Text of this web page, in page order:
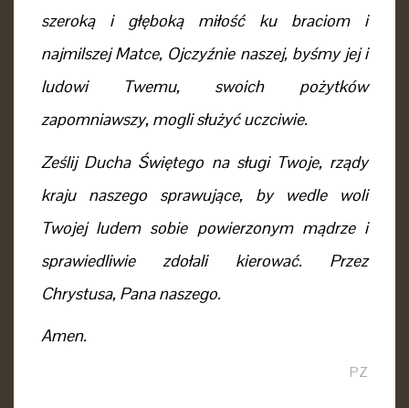
szeroką i głęboką miłość ku braciom i
najmilszej Matce, Ojczyźnie naszej, byśmy jej i
ludowi Twemu, swoich pożytków
zapomniawszy, mogli służyć uczciwie.
Ześlij Ducha Świętego na sługi Twoje, rządy
kraju naszego sprawujące, by wedle woli
Twojej ludem sobie powierzonym mądrze i
sprawiedliwie zdołali kierować. Przez
Chrystusa, Pana naszego.
Amen.
PZ